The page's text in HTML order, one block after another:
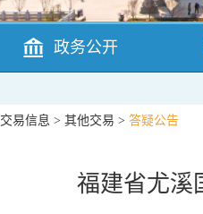
政务公开
交易信息 > 其他交易 > 答疑公告
福建省尤溪